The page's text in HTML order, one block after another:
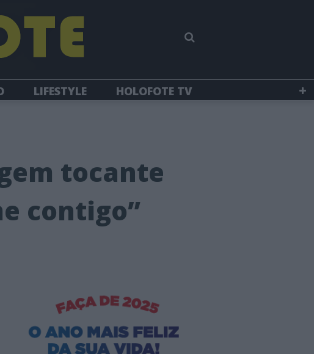
LIFESTYLE
HOLOFOTE TV
tocante
contigo”